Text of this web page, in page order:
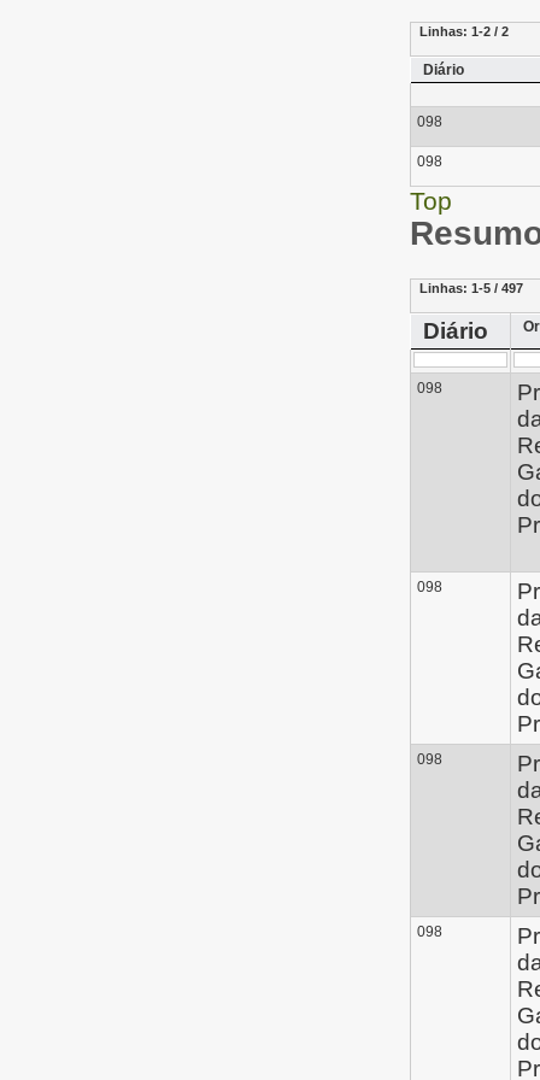
Linhas: 1-2 / 2
Diário
098
098
Top
Linhas: 1-5 / 497
Diário
098
098
098
098